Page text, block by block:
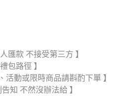
匯款 不接受第三方 】
包路徑 】
活動或限時商品請斟酌下單 】
知 不然沒辦法給 】